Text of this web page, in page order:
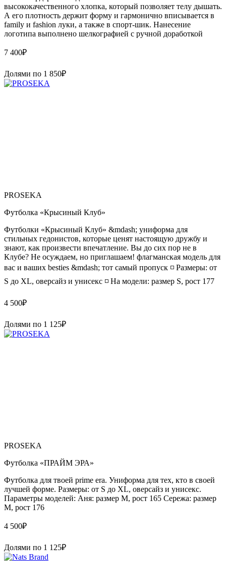
высококачественного хлопка, который позволяет телу дышать.
А его плотность держит форму и гармонично вписывается в
family и fashion луки, а также в спорт-шик. Нанесение
логотипа выполнено шелкографией с ручной доработкой
7 400₽
Долями по 1 850₽
PROSEKA
Футболка «Крысиный Клуб»
Футболки «Крысиный Клуб» &mdash; униформа для
стильных гедонистов, которые ценят настоящую дружбу и
знают, как произвести впечатление. Вы до сих пор не в
Клубе? Не осуждаем, но приглашаем! флагманская модель для
вас и ваших besties &mdash; тот самый пропуск ◽️ Размеры: от
S до XL, оверсайз и унисекс ◽️ На модели: размер S, рост 177
4 500₽
Долями по 1 125₽
PROSEKA
Футболка «ПРАЙМ ЭРА»
Футболка для твоей prime era. Униформа для тех, кто в своей
лучшей форме. Размеры: от S до XL, оверсайз и унисекс.
Параметры моделей: Аня: размер М, рост 165 Сережа: размер
M, рост 176
4 500₽
Долями по 1 125₽